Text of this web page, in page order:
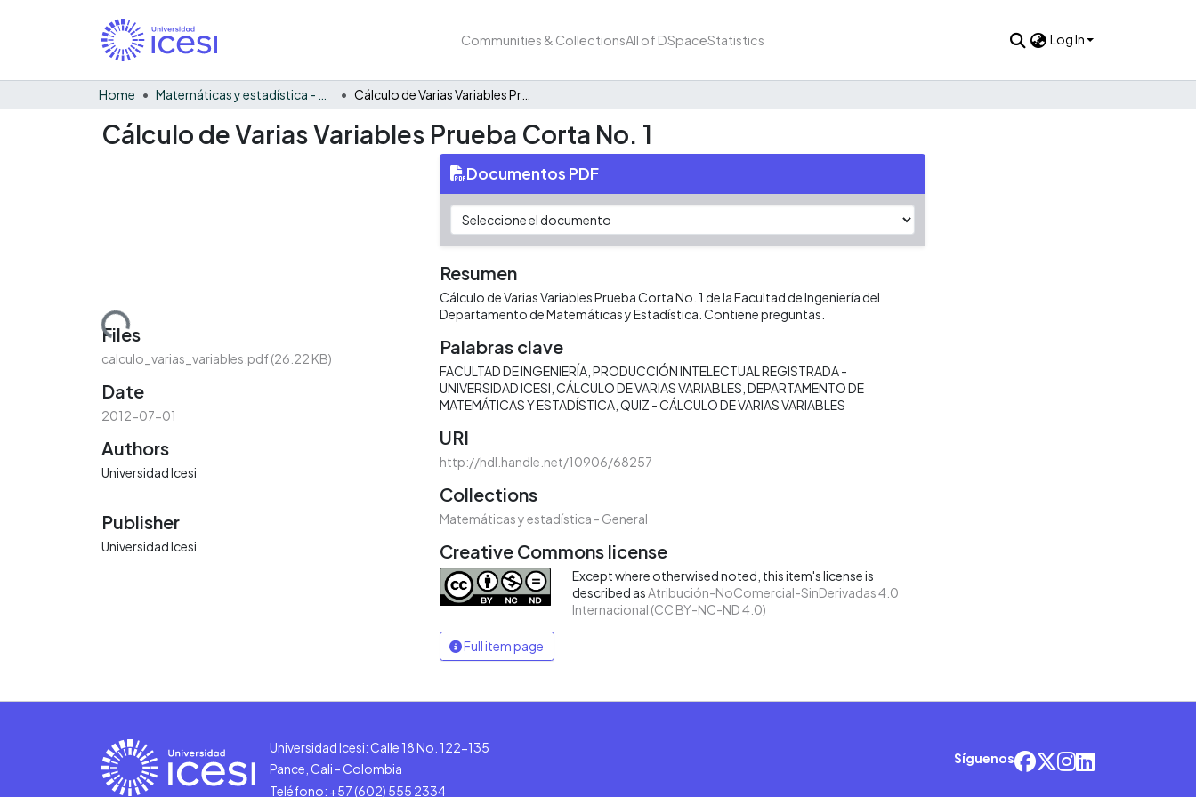
Communities & CollectionsAll of DSpaceStatistics Log In
Home
Cálculo de Varias Variables Prueba Corta No. 1
Loading...
Files
calculo_varias_variables.pdf(26.22 KB)
Date
2012-07-01
Authors
Universidad Icesi
Publisher
Universidad Icesi
Documentos PDF
Resumen
Cálculo de Varias Variables Prueba Corta No. 1 de la Facultad de Ingeniería del
Departamento de Matemáticas y Estadística. Contiene preguntas.
Palabras clave
FACULTAD DE INGENIERÍA PRODUCCIÓN INTELECTUAL REGISTRADA -
UNIVERSIDAD ICESI CÁLCULO DE VARIAS VARIABLES DEPARTAMENTO DE
MATEMÁTICAS Y ESTADÍSTICA QUIZ - CÁLCULO DE VARIAS VARIABLES
URI
http://hdl.handle.net/10906/68257
Collections
Matemáticas y estadística - General
Creative Commons license
Except where otherwised noted, this item's license is
described as Atribución-NoComercial-SinDerivadas 4.0
Internacional (CC BY-NC-ND 4.0)
Full item page
Universidad Icesi: Calle 18 No. 122-135
Pance, Cali - Colombia
Teléfono: +57 (602) 555 2334
Síguenos